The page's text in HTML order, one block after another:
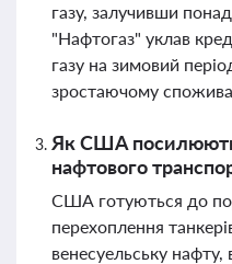
газу, залучивши
"Нафтогаз" уклав
газу на зимовий
зростаючому
Як США посилюють
нафтового
США готуються до
перехоплення
венесуельську